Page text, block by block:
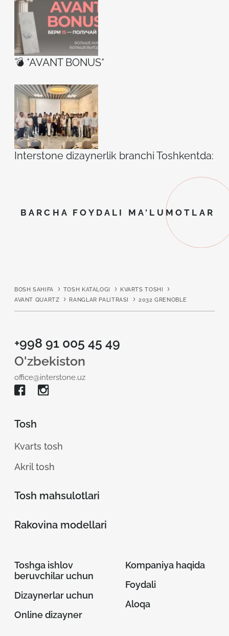
💣 *AVANT BONUS*
Interstone dizaynerlik branchi Toshkentda:
BARCHA FOYDALI MA'LUMOTLAR
BOSH SAHIFA TOSH KATALOGI
KVARTS TOSHI
AVANT QUARTZ
RANGLAR PALITRASI 2032 GRENOBLE
+998 91 005 45 49
O'zbekiston
office@interstone.uz
Tosh
Kvarts tosh
Akril tosh
Tosh mahsulotlari
Rakovina modellari
Toshga ishlov
beruvchilar uchun
Dizaynerlar uchun
Online dizayner
Kompaniya haqida
Foydali
Aloqa